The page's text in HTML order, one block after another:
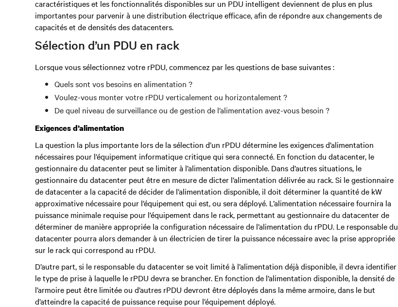
caractéristiques et les fonctionnalités disponibles sur un PDU intelligent deviennent de plus en plus
importantes pour parvenir à une distribution électrique efficace, afin de répondre aux changements de
capacités et de densités des datacenters.
Sélection d’un PDU en rack
Lorsque vous sélectionnez votre rPDU, commencez par les questions de base suivantes :
Quels sont vos besoins en alimentation ?
Voulez-vous monter votre rPDU verticalement ou horizontalement ?
De quel niveau de surveillance ou de gestion de l’alimentation avez-vous besoin ?
Exigences d’alimentation
La question la plus importante lors de la sélection d’un rPDU détermine les exigences d’alimentation
nécessaires pour l’équipement informatique critique qui sera connecté. En fonction du datacenter, le
gestionnaire du datacenter peut se limiter à l’alimentation disponible. Dans d’autres situations, le
gestionnaire du datacenter peut être en mesure de dicter l’alimentation délivrée au rack. Si le gestionnaire
de datacenter a la capacité de décider de l’alimentation disponible, il doit déterminer la quantité de kW
approximative nécessaire pour l’équipement qui est, ou sera déployé. L’alimentation nécessaire fournira la
puissance minimale requise pour l’équipement dans le rack, permettant au gestionnaire du datacenter de
déterminer de manière appropriée la configuration nécessaire de l’alimentation du rPDU. Le responsable du
datacenter pourra alors demander à un électricien de tirer la puissance nécessaire avec la prise appropriée
sur le rack qui correspond au rPDU.
D’autre part, si le responsable du datacenter se voit limité à l’alimentation déjà disponible, il devra identifier
le type de prise à laquelle le rPDU devra se brancher. En fonction de l’alimentation disponible, la densité de
l’armoire peut être limitée ou d’autres rPDU devront être déployés dans la même armoire, dans le but
d’atteindre la capacité de puissance requise pour l’équipement déployé.